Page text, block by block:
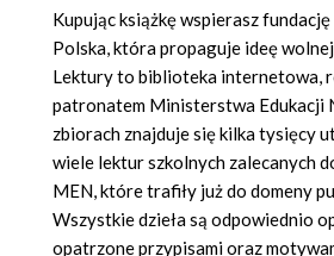
Kupując książkę wspierasz
Polska, która propaguje ideę
Lektury to biblioteka internetowa,
patronatem Ministerstwa Edukacji
zbiorach znajduje się kilka tysięcy
wiele lektur szkolnych zalecanych
MEN, które trafiły już do domeny
Wszystkie dzieła są odpowiednio
opatrzone przypisami oraz